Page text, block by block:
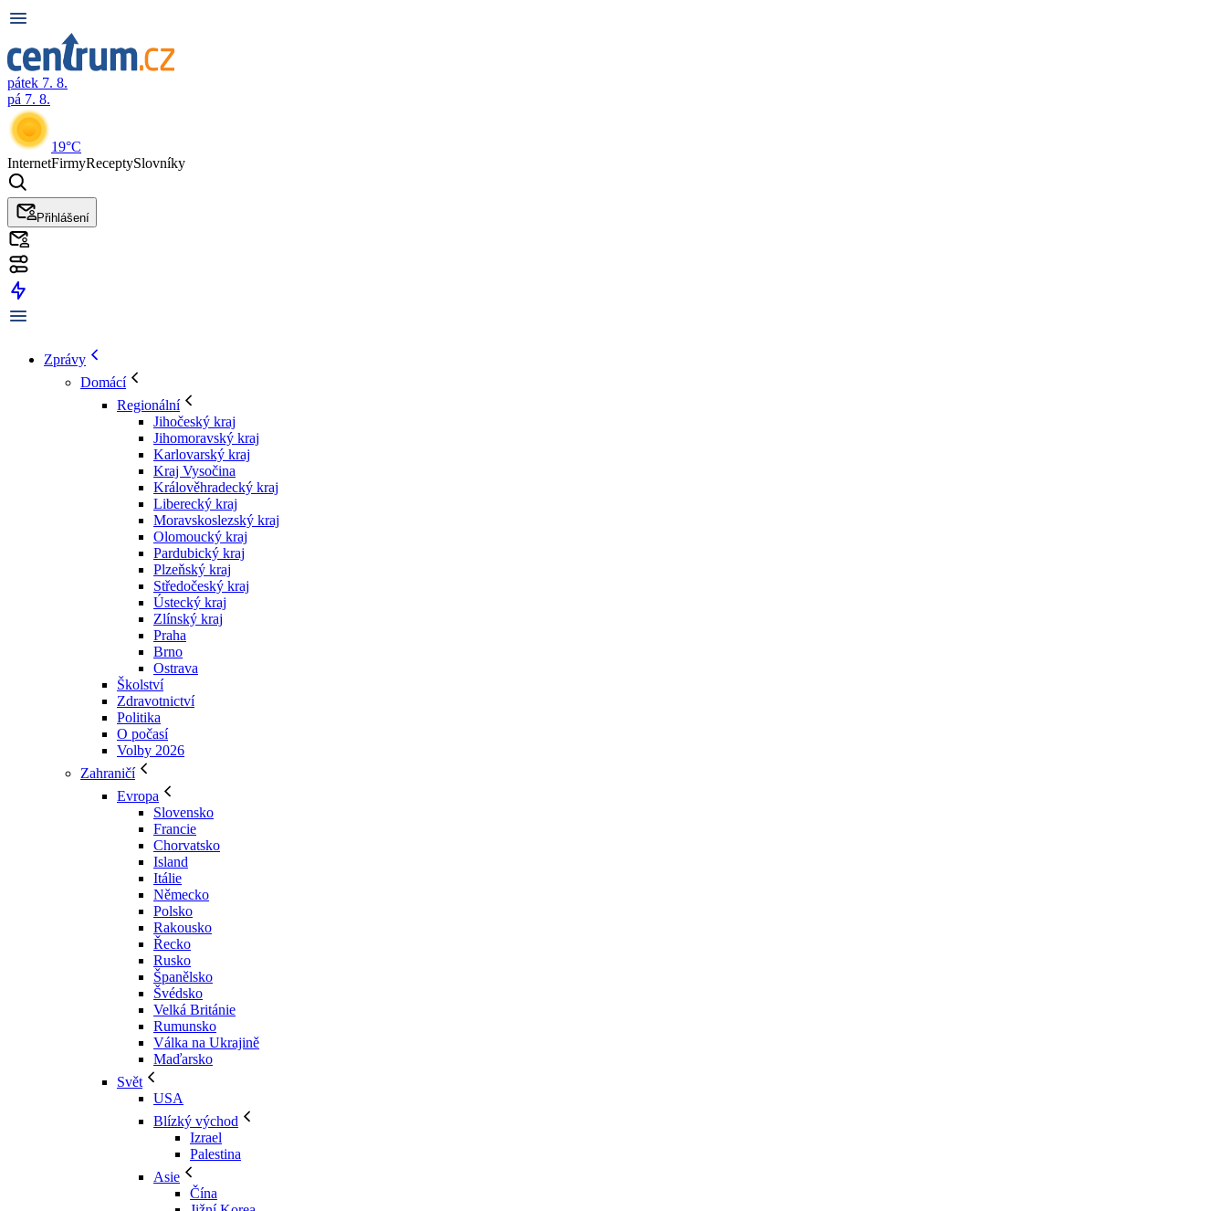
pátek 7. 8.
pá 7. 8.
19°C
InternetFirmyReceptySlovníky
Přihlášení
Zprávy
Domácí
Regionální
Jihočeský kraj
Jihomoravský kraj
Karlovarský kraj
Kraj Vysočina
Králověhradecký kraj
Liberecký kraj
Moravskoslezský kraj
Olomoucký kraj
Pardubický kraj
Plzeňský kraj
Středočeský kraj
Ústecký kraj
Zlínský kraj
Praha
Brno
Ostrava
Školství
Zdravotnictví
Politika
O počasí
Volby 2026
Zahraničí
Evropa
Slovensko
Francie
Chorvatsko
Island
Itálie
Německo
Polsko
Rakousko
Řecko
Rusko
Španělsko
Švédsko
Velká Británie
Rumunsko
Válka na Ukrajině
Maďarsko
Svět
USA
Blízký východ
Izrael
Palestina
Asie
Čína